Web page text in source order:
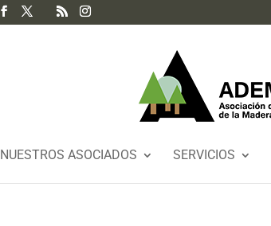
NUESTROS ASOCIADOS SERVICIOS